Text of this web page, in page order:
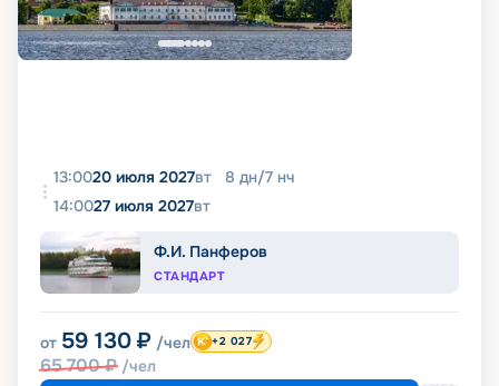
13:0020 июля 2027вт 8 дн/7 нч
14:0027 июля 2027вт
Ф.И. Панферов
СТАНДАРТ
от 59 130 ₽ /чел
65 700₽ /чел
+2 027